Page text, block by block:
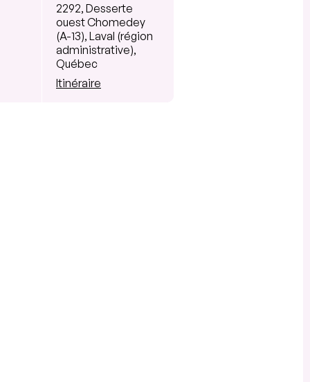
2292, Desserte
ouest Chomedey
(A-13), Laval (région
administrative),
Québec
Itinéraire